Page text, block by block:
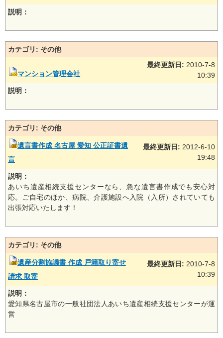
説明：
カテゴリ: その他
マンション管理会社
最終更新日: 2010-7-8
10:39
説明：
カテゴリ: その他
遺言書作成 名古屋 愛知 公正証書遺
言
最終更新日: 2012-6-10
19:48
説明：
あいち遺産相続支援センターなら、急な遺言書作成でも安心対
応。ご自宅のほか、病院、介護施設へ入院（入所）されていても
出張対応いたします！
カテゴリ: その他
遺産分割協議書 作成 戸籍取り寄せ
請求 取寄
最終更新日: 2010-7-8
10:39
説明：
愛知県名古屋市の一般社団法人あいち遺産相続支援センターが運
営